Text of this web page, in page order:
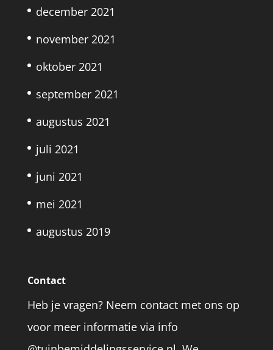
december 2021
november 2021
oktober 2021
september 2021
augustus 2021
juli 2021
juni 2021
mei 2021
augustus 2019
Contact
Heb je vragen? Neem contact met ons op
voor meer informatie via info